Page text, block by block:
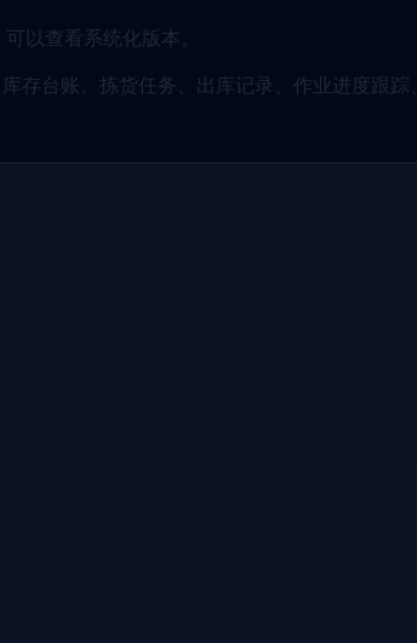
以查看系统化版本。
存台账、拣货任务、出库记录、作业进度跟